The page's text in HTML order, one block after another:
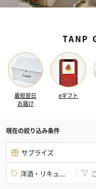
TANP
最短翌日
お届け
eギフト
現在の絞り込み条件
サプライズ
洋酒・リキュ...